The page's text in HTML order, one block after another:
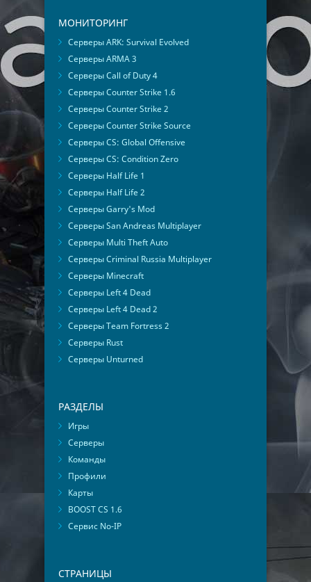
МОНИТОРИНГ
Серверы ARK: Survival Evolved
Серверы ARMA 3
Серверы Call of Duty 4
Серверы Counter Strike 1.6
Серверы Counter Strike 2
Серверы Counter Strike Source
Серверы CS: Global Offensive
Серверы CS: Condition Zero
Серверы Half Life 1
Серверы Half Life 2
Серверы Garry's Mod
Серверы San Andreas Multiplayer
Серверы Multi Theft Auto
Серверы Criminal Russia Multiplayer
Серверы Minecraft
Серверы Left 4 Dead
Серверы Left 4 Dead 2
Серверы Team Fortress 2
Серверы Rust
Серверы Unturned
РАЗДЕЛЫ
Игры
Серверы
Команды
Профили
Карты
BOOST CS 1.6
Сервис No-IP
СТРАНИЦЫ